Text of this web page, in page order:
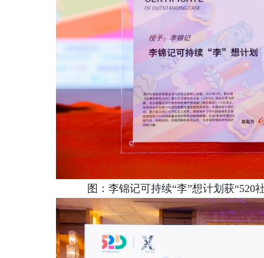
图：李锦记可持续“李”想计划获“520